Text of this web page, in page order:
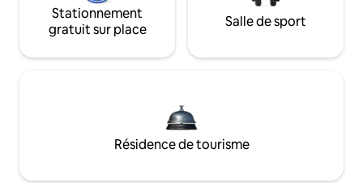
Stationnement
gratuit sur place
Salle de sport
Résidence de tourisme